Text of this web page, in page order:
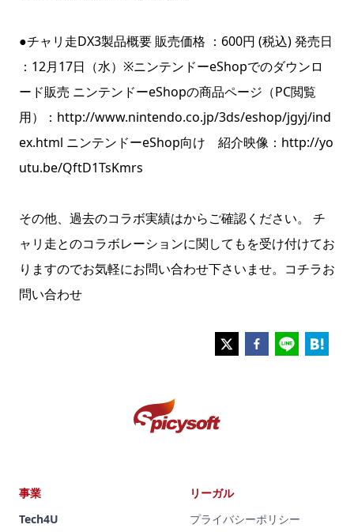
●チャリ走DX3製品概要 販売価格 ：600円 (税込) 発売日
：12月17日（水）※ニンテンドーeShopでのダウンロ
ード販売 ニンテンドーeShopの商品ページ（PC閲覧
用）：http://www.nintendo.co.jp/3ds/eshop/jgyj/ind
ex.html ニンテンドーeShop向け 紹介映像：http://yo
utu.be/QftD1TsKmrs
その他、過去のコラボ実績はからご確認ください。 チ
ャリ走とのコラボレーションに関してもを受け付けてお
りますのでお気軽にお問い合わせ下さいませ。 コチラお
問い合わせ
事業
Tech4U
リーガル
プライバシーポリシー